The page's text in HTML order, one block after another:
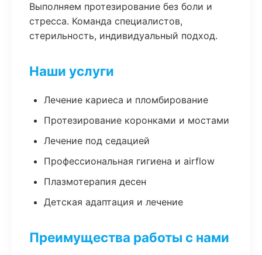
Выполняем протезирование без боли и
стресса. Команда специалистов,
стерильность, индивидуальный подход.
Наши услуги
Лечение кариеса и пломбирование
Протезирование коронками и мостами
Лечение под седацией
Профессиональная гигиена и airflow
Плазмотерапия десен
Детская адаптация и лечение
Преимущества работы с нами